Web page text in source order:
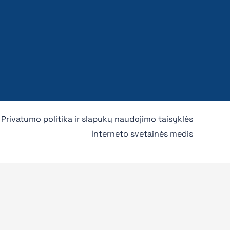
Privatumo politika ir slapukų naudojimo taisyklės
Interneto svetainės medis